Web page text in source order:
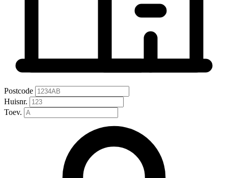
Postcode
Huisnr.
Toev.